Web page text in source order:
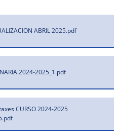
ABRIL 2025.pdf
2024-2025_1.pdf
CURSO 2024-2025